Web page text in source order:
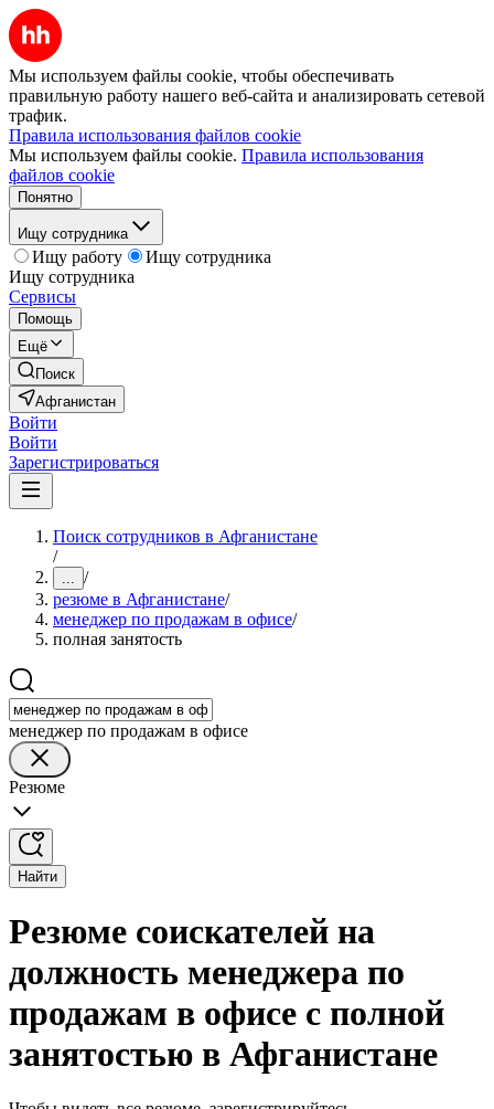
Мы используем файлы cookie, чтобы обеспечивать
правильную работу нашего веб-сайта и анализировать сетевой
трафик.
Правила использования файлов cookie
Мы используем файлы cookie. Правила использования
файлов cookie
Понятно
Ищу сотрудника
Ищу работу
Ищу сотрудника
Ищу сотрудника
Сервисы
Помощь
Ещё
Поиск
Афганистан
Войти
Войти
Зарегистрироваться
Поиск сотрудников в Афганистане
/
... /
резюме в Афганистане/
менеджер по продажам в офисе/
полная занятость
менеджер по продажам в офисе
Резюме
Найти
Резюме соискателей на
должность менеджера по
продажам в офисе с полной
занятостью в Афганистане